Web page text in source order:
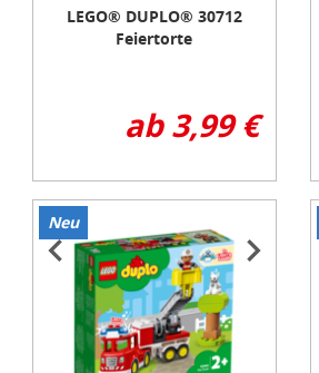
LEGO® DUPLO® 30712
Feiertorte
ab 3,99 €
Neu
Item